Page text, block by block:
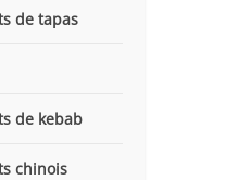
de tapas
de kebab
chinois